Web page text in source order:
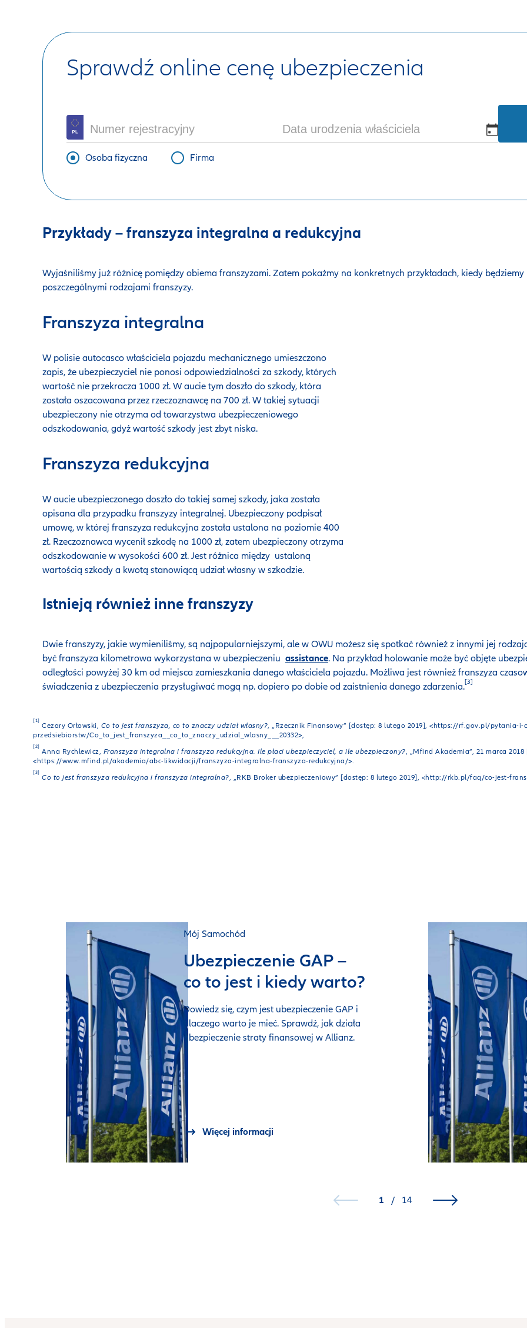
Sprawdź online cenę ubezpieczenia
Osoba fizyczna Firma
Przykłady – franszyza integralna a redukcyjna
Wyjaśniliśmy już różnicę pomiędzy obiema franszyzami. Zatem pokażmy na konkretnych przykładach, kiedy będziemy
poszczególnymi rodzajami franszyzy.
Franszyza integralna
W polisie autocasco właściciela pojazdu mechanicznego umieszczono
zapis, że ubezpieczyciel nie ponosi odpowiedzialności za szkody, których
wartość nie przekracza 1000 zł. W aucie tym doszło do szkody, która
została oszacowana przez rzeczoznawcę na 700 zł. W takiej sytuacji
ubezpieczony nie otrzyma od towarzystwa ubezpieczeniowego
odszkodowania, gdyż wartość szkody jest zbyt niska.
Franszyza redukcyjna
W aucie ubezpieczonego doszło do takiej samej szkody, jaka została
opisana dla przypadku franszyzy integralnej. Ubezpieczony podpisał
umowę, w której franszyza redukcyjna została ustalona na poziomie 400
zł. Rzeczoznawca wycenił szkodę na 1000 zł, zatem ubezpieczony otrzyma
odszkodowanie w wysokości 600 zł. Jest różnica między ustaloną
wartością szkody a kwotą stanowiącą udział własny w szkodzie.
Istnieją również inne franszyzy
Dwie franszyzy, jakie wymieniliśmy, są najpopularniejszymi, ale w OWU możesz się spotkać również z innymi jej
być franszyza kilometrowa wykorzystana w ubezpieczeniu assistance. Na przykład holowanie może być objęte
odległości powyżej 30 km od miejsca zamieszkania danego właściciela pojazdu. Możliwa jest również franszyza
świadczenia z ubezpieczenia przysługiwać mogą np. dopiero po dobie od zaistnienia danego zdarzenia.[3]
[1]
Cezary Orłowski, Co to jest franszyza, co to znaczy udział własny?, „Rzecznik Finansowy” [dostęp: 8 lutego 2019], <https://rf.gov.pl/pytania-
przedsiebiorstw/Co_to_jest_franszyza__co_to_znaczy_udzial_wlasny___20332>,
[2]
Anna Rychlewicz, Franszyza integralna i franszyza redukcyjna. Ile płaci ubezpieczyciel, a ile ubezpieczony?, „Mfind Akademia”, 21 marca
<https://www.mfind.pl/akademia/abc-likwidacji/franszyza-integralna-franszyza-redukcyjna/>.
[3]
Co to jest franszyza redukcyjna i franszyza integralna?, „RKB Broker ubezpieczeniowy” [dostęp: 8 lutego 2019], <http://rkb.pl/faq/co-jest-
Mój Samochód
Ubezpieczenie GAP –
co to jest i kiedy warto?
Dowiedz się, czym jest ubezpieczenie GAP i
dlaczego warto je mieć. Sprawdź, jak działa
ubezpieczenie straty finansowej w Allianz.
Więcej informacji
1 / 14